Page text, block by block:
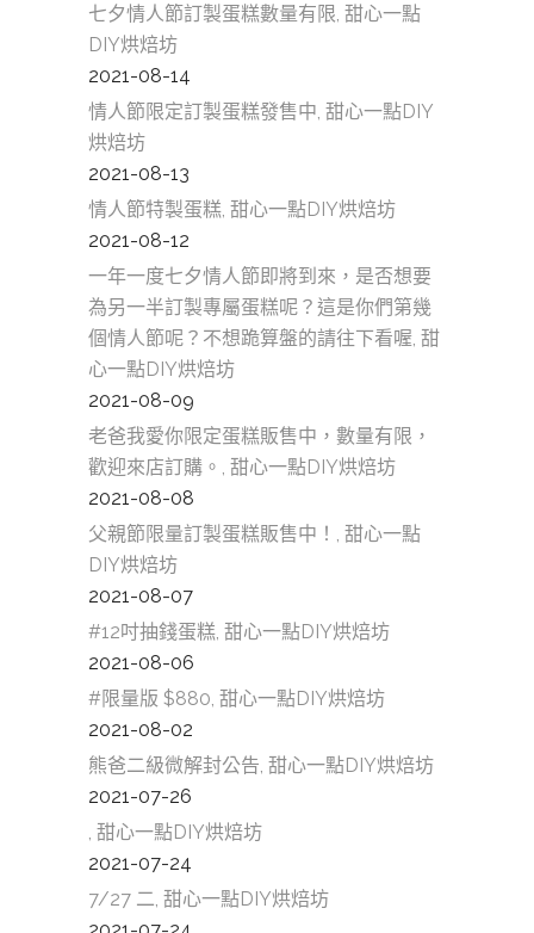
七夕情人節訂製蛋糕數量有限, 甜心一點
DIY烘焙坊
2021-08-14
情人節限定訂製蛋糕發售中, 甜心一點DIY
烘焙坊
2021-08-13
情人節特製蛋糕, 甜心一點DIY烘焙坊
2021-08-12
一年一度七夕情人節即將到來，是否想要
為另一半訂製專屬蛋糕呢？這是你們第幾
個情人節呢？不想跪算盤的請往下看喔, 甜
心一點DIY烘焙坊
2021-08-09
老爸我愛你限定蛋糕販售中，數量有限，
歡迎來店訂購。, 甜心一點DIY烘焙坊
2021-08-08
父親節限量訂製蛋糕販售中！, 甜心一點
DIY烘焙坊
2021-08-07
#12吋抽錢蛋糕, 甜心一點DIY烘焙坊
2021-08-06
#限量版 $880, 甜心一點DIY烘焙坊
2021-08-02
熊爸二級微解封公告, 甜心一點DIY烘焙坊
2021-07-26
, 甜心一點DIY烘焙坊
2021-07-24
7/27 二, 甜心一點DIY烘焙坊